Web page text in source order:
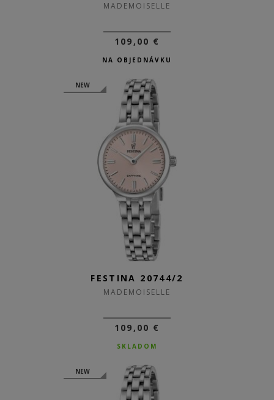
MADEMOISELLE
109,00 €
NA OBJEDNÁVKU
NEW
FESTINA 20744/2
MADEMOISELLE
109,00 €
SKLADOM
NEW